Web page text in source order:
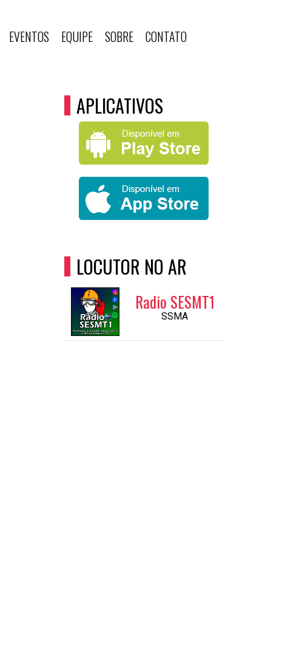
EVENTOS EQUIPE SOBRE CONTATO
APLICATIVOS
LOCUTOR NO AR
Radio SESMT1
SSMA